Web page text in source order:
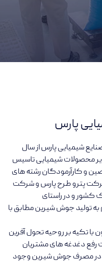
پارس
شیمیایی پارس از سال
سایر محصولات شیمیایی تاسیس
و کارآرمودگان رشته های
پترو طرح پارس و شرکت
کشور و در راستای
تولید جوش شیرین مطابق با
با تکیه بر روحیه تحول آفرین
رفع دغدغه های مشتریان
در مصرف جوش شیرین وجود